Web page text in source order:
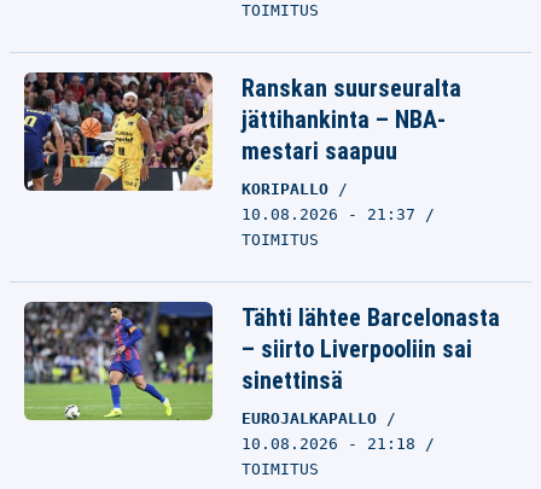
TOIMITUS
Ranskan suurseuralta
jättihankinta – NBA-
mestari saapuu
KORIPALLO
10.08.2026 - 21:37
TOIMITUS
Tähti lähtee Barcelonasta
– siirto Liverpooliin sai
sinettinsä
EUROJALKAPALLO
10.08.2026 - 21:18
TOIMITUS